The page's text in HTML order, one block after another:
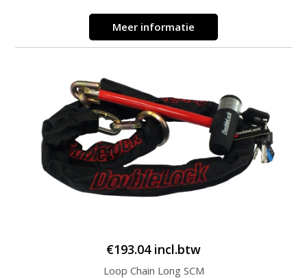
Meer informatie
€193.04 incl.btw
Loop Chain Long SCM